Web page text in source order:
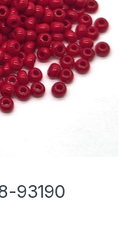
93190